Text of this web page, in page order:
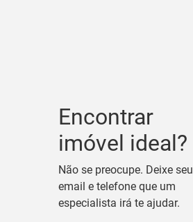
Encontrar
imóvel ideal?
Não se preocupe. Deixe seu
email e telefone que um
especialista irá te ajudar.